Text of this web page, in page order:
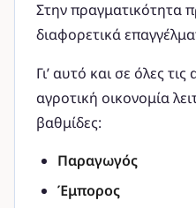
Στην πραγματικότητα
διαφορετικά
Γι’ αυτό και σε όλες
αγροτική οικονομία
βαθμίδες:
Παραγωγός
Έμπορος